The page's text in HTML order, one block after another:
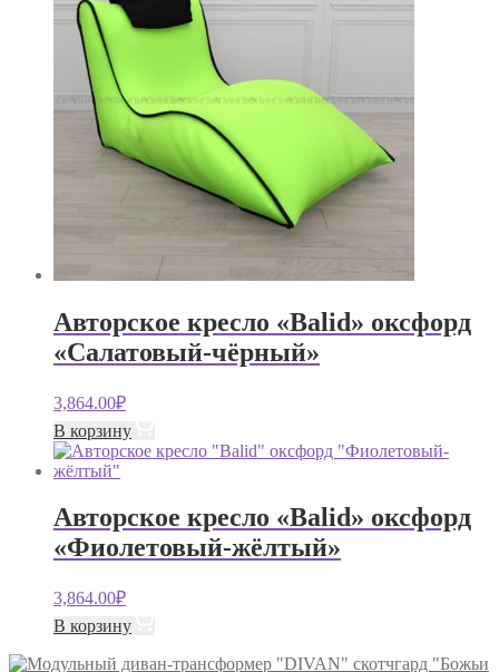
Авторское кресло «Balid» оксфорд
«Салатовый-чёрный»
3,864.00₽
В корзину
Авторское кресло «Balid» оксфорд
«Фиолетовый-жёлтый»
3,864.00₽
В корзину